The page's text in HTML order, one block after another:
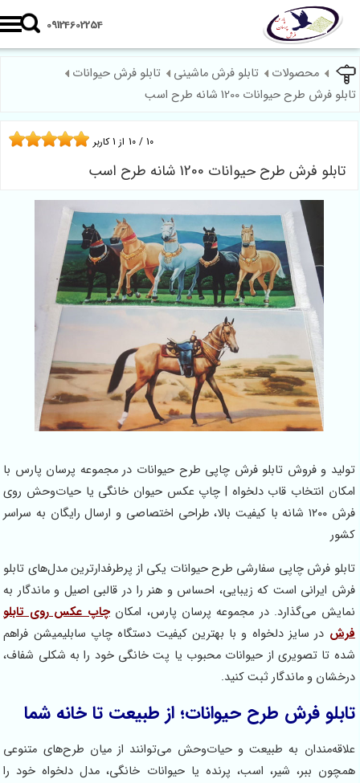
09124602254
محصولات تابلو فرش ماشینی
تابلو فرش حیوانات
فرش طرح حیوانات 1200 شانه طرح اسب
تابلو فرش طرح حیوانات 1200 شانه طرح اسب
10 / از 1کاربر
و فروش تابلو فرش چاپی طرح حیوانات در مجموعه پرسان پارس با
انتخاب قاب دلخواه | چاپ عکس حیوان خانگی یا حیات‌وحش روی
فرش ۱۲۰۰ شانه با کیفیت بالا، طراحی اختصاصی و ارسال رایگان به سراسر
فرش چاپی سفارشی طرح حیوانات یکی از پرطرفدارترین مدل‌های تابلو
ایرانی است که زیبایی، احساس و هنر را در قالبی اصیل و ماندگار به
می‌گذارد. در مجموعه پرسان پارس، امکانچاپ عکس روی تابلو
در سایز دلخواه و با بهترین کیفیت دستگاه چاپ سابلیمیشن فراهم
تا تصویری از حیوانات محبوب یا پت خانگی خود را به شکلی شفاف،
و ماندگار ثبت کنید.
فرش طرح حیوانات؛ از طبیعت تا خانه شما
به طبیعت و حیات‌وحش می‌توانند از میان طرح‌های متنوعی
ببر، شیر، اسب، پرنده یا حیوانات خانگی، مدل دلخواه خود را